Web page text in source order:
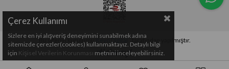
Bu sitenin kurulumu Keyo Digital tarafından yapılmıştır.
Çerez Kullanımı
Sizlere en iyi alışveriş deneyimini sunabilmek adına
sitemizde çerezler(cookies) kullanmaktayız. Detaylı bilgi
için Kişisel Verilerin Korunması metnini inceleyebilirsiniz.